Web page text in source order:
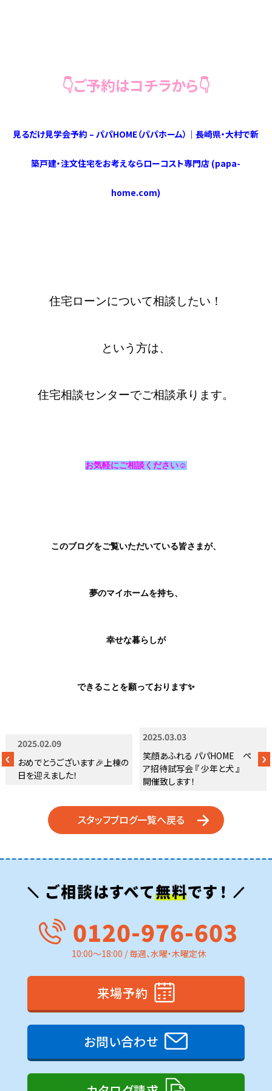
👇ご予約はコチラから👇
見るだけ見学会予約 – パパHOME（パパホーム）｜長崎県・大村で新
築戸建・注文住宅をお考えならローコスト専門店 (papa-
home.com)
住宅ローンについて相談したい！
という方は、
住宅相談センターでご相談承ります。
お気軽にご相談ください☺️
このブログをご覧いただいている皆さまが、
夢のマイホームを持ち、
幸せな暮らしが
できることを願っております✨
2025.02.09
おめでとうございます🎉上棟の
日を迎えました！
2025.03.03
笑顔あふれる パパHOME ペ
ア招待試写会 『 少年と犬 』
開催致します！
スタッフブログ一覧へ戻る
0120-976-603
10:00～18:00 / 毎週、水曜・木曜定休
来場予約
お問い合わせ